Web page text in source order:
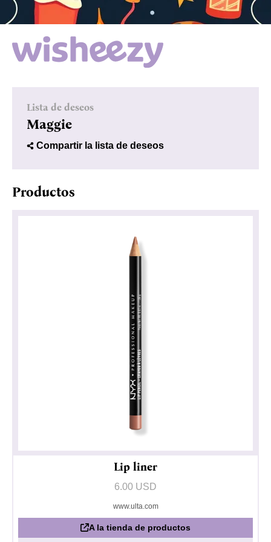
Lista de deseos
Maggie
Compartir la lista de deseos
Productos
Lip liner
6.00 USD
www.ulta.com
A la tienda de productos